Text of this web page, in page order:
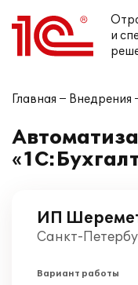
и
Главная Внедрения
ИП
Санкт-
Вариант работы